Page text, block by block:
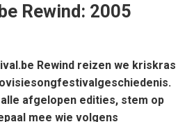
Rewind: 2005
Rewind reizen we kriskras
afgelopen edities, stem op
mee wie volgens